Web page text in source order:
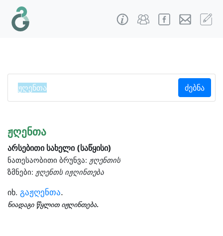
ძებნა
ჟღენთა
არსებითი სახელი (საწყისი)
ნათესაობითი ბრუნვა: ჟღენთის
ზმნები: ჟღენთს იჟღინთება
იხ. გაჟღენთა.
ნიადაგი წყლით იჟღინთება.